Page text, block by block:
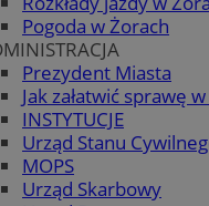
Pogoda w Żorach
Prezydent Miasta
Jak załatwić sprawę
INSTYTUCJE
Urząd Stanu
MOPS
Urząd Skarbowy